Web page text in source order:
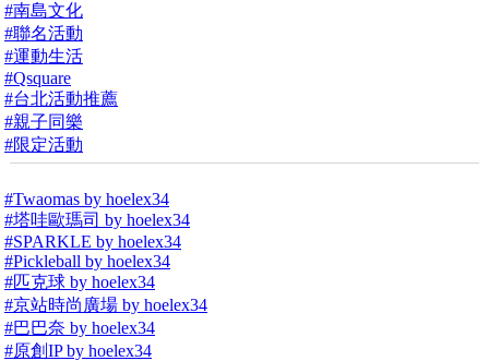
#南島文化
#聯名活動
#運動生活
#Qsquare
#台北活動推薦
#親子同樂
#限定活動
#Twaomas by hoelex34
#塔哇歐瑪司 by hoelex34
#SPARKLE by hoelex34
#Pickleball by hoelex34
#匹克球 by hoelex34
#京站時尚廣場 by hoelex34
#巴巴奈 by hoelex34
#原創IP by hoelex34